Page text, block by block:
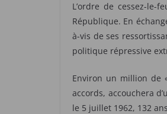
L’ordre de cessez-
République. En
à-vis de ses
politique répressive
Environ un million de
accords, accouchera
le 5 juillet 1962, 132